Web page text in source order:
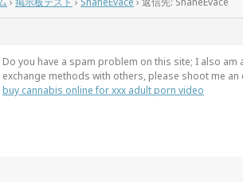
Do you have a spam problem on this site; I also
exchange methods with others, please shoot me an
buy cannabis online for xxx adult porn video